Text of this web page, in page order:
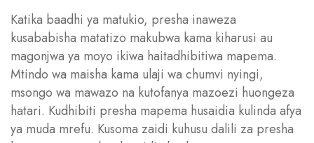
Katika baadhi ya matukio, presha inaweza
kusababisha matatizo makubwa kama kiharusi au
magonjwa ya moyo ikiwa haitadhibitiwa mapema.
Mtindo wa maisha kama ulaji wa chumvi nyingi,
msongo wa mawazo na kutofanya mazoezi huongeza
hatari. Kudhibiti presha mapema husaidia kulinda afya
ya muda mrefu. Kusoma zaidi kuhusu dalili za presha